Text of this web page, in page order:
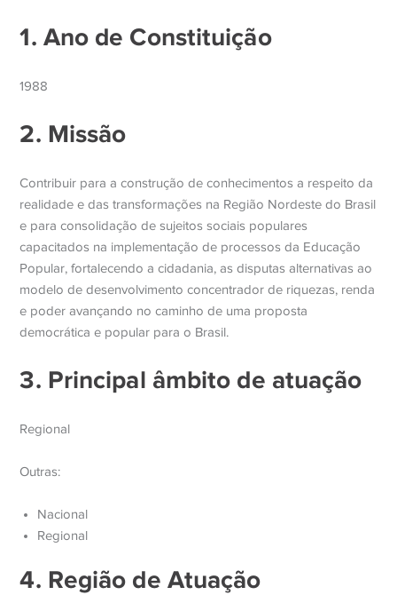
1. Ano de Constituição
1988
2. Missão
Contribuir para a construção de conhecimentos a respeito da
realidade e das transformações na Região Nordeste do Brasil
e para consolidação de sujeitos sociais populares
capacitados na implementação de processos da Educação
Popular, fortalecendo a cidadania, as disputas alternativas ao
modelo de desenvolvimento concentrador de riquezas, renda
e poder avançando no caminho de uma proposta
democrática e popular para o Brasil.
3. Principal âmbito de atuação
Regional
Outras:
Nacional
Regional
4. Região de Atuação